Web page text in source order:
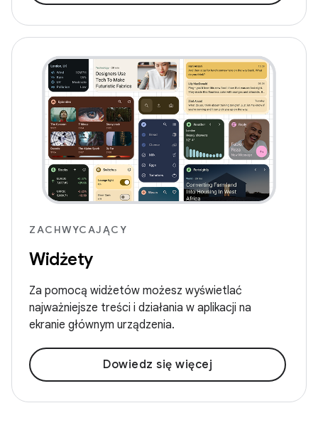
ZACHWYCAJĄCY
Widżety
Za pomocą widżetów możesz wyświetlać
najważniejsze treści i działania w aplikacji na
ekranie głównym urządzenia.
Dowiedz się więcej